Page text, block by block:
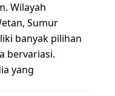
Wilayah
Sumur
banyak pilihan
bervariasi.
yang